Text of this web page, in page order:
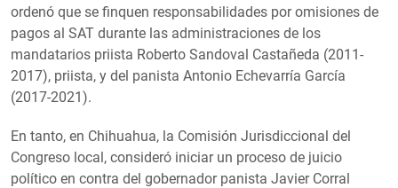
ordenó que se finquen responsabilidades por omisiones de
pagos al SAT durante las administraciones de los
mandatarios priista Roberto Sandoval Castañeda (2011-
2017), priista, y del panista Antonio Echevarría García
(2017-2021).
En tanto, en Chihuahua, la Comisión Jurisdiccional del
Congreso local, consideró iniciar un proceso de juicio
político en contra del gobernador panista Javier Corral